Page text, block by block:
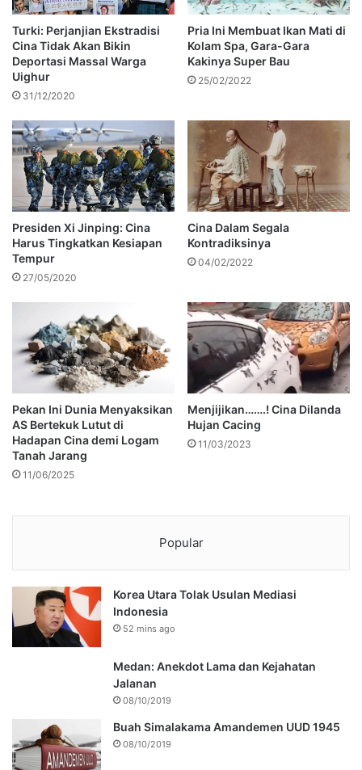
Turki: Perjanjian Ekstradisi
Cina Tidak Akan Bikin
Deportasi Massal Warga
Uighur
31/12/2020
Pria Ini Membuat Ikan Mati di
Kolam Spa, Gara-Gara
Kakinya Super Bau
25/02/2022
Presiden Xi Jinping: Cina
Harus Tingkatkan Kesiapan
Tempur
27/05/2020
Cina Dalam Segala
Kontradiksinya
04/02/2022
Pekan Ini Dunia Menyaksikan
AS Bertekuk Lutut di
Hadapan Cina demi Logam
Tanah Jarang
11/06/2025
Menjijikan…….! Cina Dilanda
Hujan Cacing
11/03/2023
Popular
Korea Utara Tolak Usulan Mediasi
Indonesia
52 mins ago
Medan: Anekdot Lama dan Kejahatan
Jalanan
08/10/2019
Buah Simalakama Amandemen UUD 1945
08/10/2019